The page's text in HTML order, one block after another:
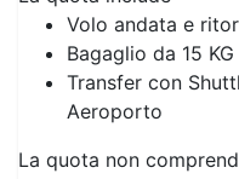
Previous
Volo andata e
Bagaglio da 15
Transfer con
Aeroporto
La quota non